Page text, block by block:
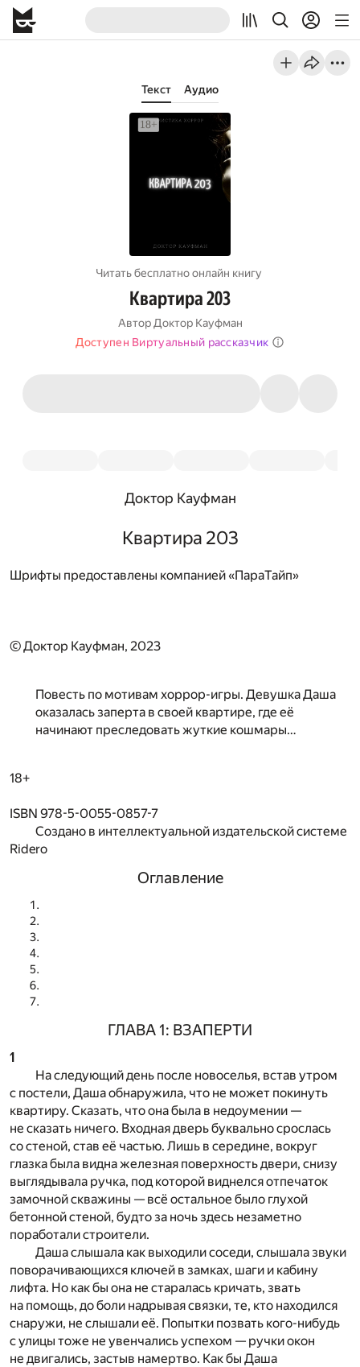
Текст Аудио
Читать бесплатно онлайн книгу
Квартира 203
Автор Доктор Кауфман
Доступен Виртуальный рассказчик
Доктор Кауфман
Квартира 203
Шрифты предоставлены компанией «ПараТайп»
© Доктор Кауфман, 2023
Повесть по мотивам хоррор-игры. Девушка Даша
оказалась заперта в своей квартире, где её
начинают преследовать жуткие кошмары…
18+
ISBN 978-5-0055-0857-7
Создано в интеллектуальной издательской системе
Ridero
Оглавление
ГЛАВА 1: ВЗАПЕРТИ
1
На следующий день после новоселья, встав утром
с постели, Даша обнаружила, что не может покинуть
квартиру. Сказать, что она была в недоумении —
не сказать ничего. Входная дверь буквально срослась
со стеной, став её частью. Лишь в середине, вокруг
глазка была видна железная поверхность двери, снизу
выглядывала ручка, под которой виднелся отпечаток
замочной скважины — всё остальное было глухой
бетонной стеной, будто за ночь здесь незаметно
поработали строители.
Даша слышала как выходили соседи, слышала звуки
поворачивающихся ключей в замках, шаги и кабину
лифта. Но как бы она не старалась кричать, звать
на помощь, до боли надрывая связки, те, кто находился
снаружи, не слышали её. Попытки позвать кого-нибудь
с улицы тоже не увенчались успехом — ручки окон
не двигались, застыв намертво. Как бы Даша